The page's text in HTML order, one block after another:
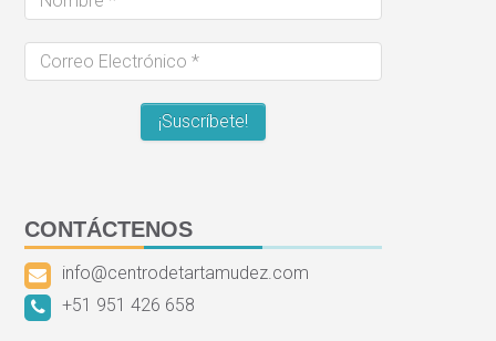
CONTÁCTENOS
info@centrodetartamudez.com
+51 951 426 658